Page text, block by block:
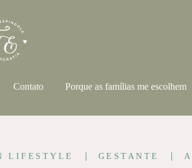
Contato Porque as famílias me escolhem
LIFESTYLE GESTANTE